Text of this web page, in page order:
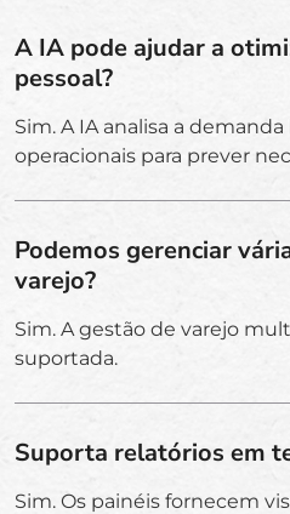
A IA pode ajudar a
pessoal?
Sim. A IA analisa a
operacionais para prever
Podemos gerenciar
varejo?
Sim. A gestão de varejo
suportada.
Suporta relatórios em
Sim. Os painéis fornecem